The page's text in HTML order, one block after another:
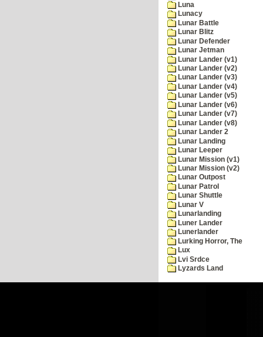
Luna
Lunacy
Lunar Battle
Lunar Blitz
Lunar Defender
Lunar Jetman
Lunar Lander (v1)
Lunar Lander (v2)
Lunar Lander (v3)
Lunar Lander (v4)
Lunar Lander (v5)
Lunar Lander (v6)
Lunar Lander (v7)
Lunar Lander (v8)
Lunar Lander 2
Lunar Landing
Lunar Leeper
Lunar Mission (v1)
Lunar Mission (v2)
Lunar Outpost
Lunar Patrol
Lunar Shuttle
Lunar V
Lunarlanding
Luner Lander
Lunerlander
Lurking Horror, The
Lux
Lvi Srdce
Lyzards Land